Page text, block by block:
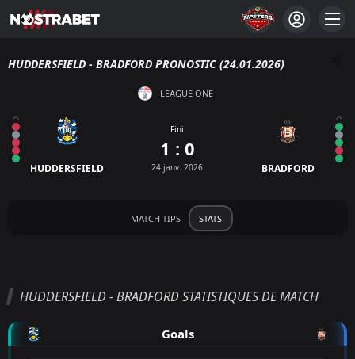
HUDDERSFIELD - BRADFORD PRONOSTIC (24.01.2026)
LEAGUE ONE
HUDDERSFIELD
Fini
1 : 0
24 janv. 2026 BRADFORD
MATCH TIPS STATS
HUDDERSFIELD - BRADFORD STATISTIQUES DE MATCH
Goals